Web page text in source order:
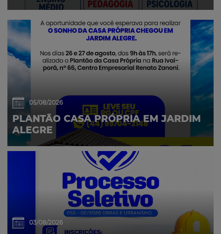
05/08/2026
PLANTÃO CASA PRÓPRIA EM JARDIM
ALEGRE
03/08/2026